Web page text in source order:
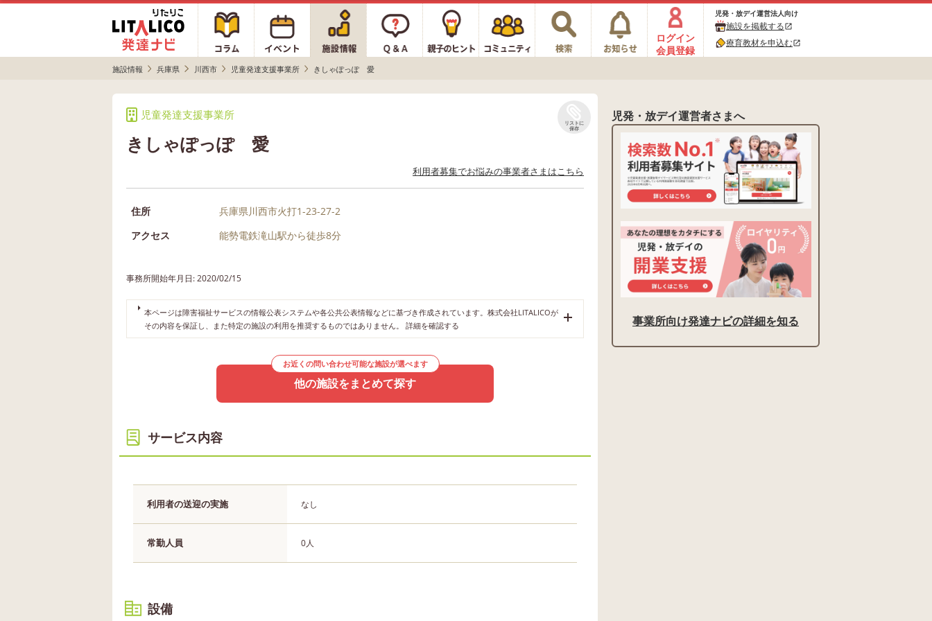
ログイン
会員登録
児発・放デイ運営法人向け
施設を掲載するopen_in_new
療育教材を申込むopen_in_new
施設情報 兵庫県 川西市 児童発達支援事業所 きしゃぽっぽ 愛
児童発達支援事業所
きしゃぽっぽ 愛
リストに
保存
利用者募集でお悩みの事業者さまはこちら
住所
兵庫県川西市火打1-23-27-2
アクセス
能勢電鉄滝山駅から徒歩8分
事務所開始年月日: 2020/02/15
本ページは障害福祉サービスの情報公表システムや各公共公表情報などに基づき作成されています。株式会社LITALICOが
その内容を保証し、また特定の施設の利用を推奨するものではありません。 詳細を確認する
お近くの問い合わせ可能な施設が選べます
他の施設をまとめて探す
サービス内容
利用者の送迎の実施 なし
常勤人員 0人
設備
児発・放デイ運営者さまへ
事業所向け発達ナビの詳細を知る